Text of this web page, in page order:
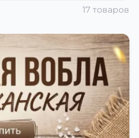
17 товаров